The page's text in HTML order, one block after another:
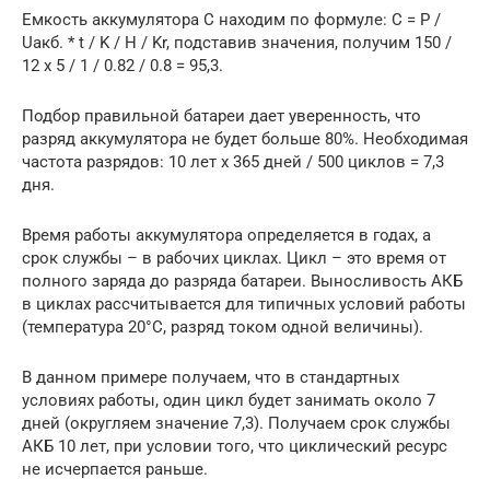
Емкость аккумулятора С находим по формуле: С = P /
Uакб. * t / K / H / Kr, подставив значения, получим 150 /
12 х 5 / 1 / 0.82 / 0.8 = 95,3.
Подбор правильной батареи дает уверенность, что
разряд аккумулятора не будет больше 80%. Необходимая
частота разрядов: 10 лет х 365 дней / 500 циклов = 7,3
дня.
Время работы аккумулятора определяется в годах, а
срок службы – в рабочих циклах. Цикл – это время от
полного заряда до разряда батареи. Выносливость АКБ
в циклах рассчитывается для типичных условий работы
(температура 20°С, разряд током одной величины).
В данном примере получаем, что в стандартных
условиях работы, один цикл будет занимать около 7
дней (округляем значение 7,3). Получаем срок службы
АКБ 10 лет, при условии того, что циклический ресурс
не исчерпается раньше.